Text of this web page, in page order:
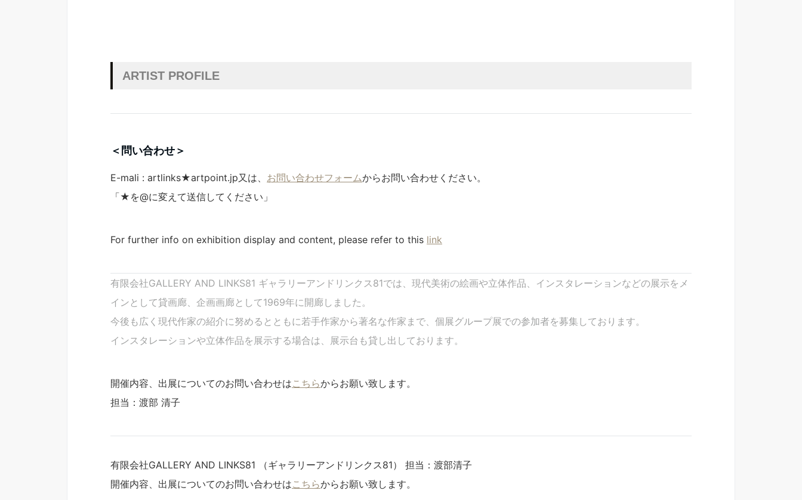
ARTIST PROFILE
＜問い合わせ＞
E-mali : artlinks★artpoint.jp又は、 お問い合わせフォームからお問い合わせください。
「★を@に変えて送信してください」
For further info on exhibition display and content, please refer to this link
有限会社GALLERY AND LINKS81 ギャラリーアンドリンクス81では、現代美術の絵画や立体作品、インスタレーションなどの展示をメ
インとして貸画廊、企画画廊として1969年に開廊しました。
今後も広く現代作家の紹介に努めるとともに若手作家から著名な作家まで、個展グループ展での参加者を募集しております。
インスタレーションや立体作品を展示する場合は、展示台も貸し出しております。
開催内容、出展についてのお問い合わせはこちらからお願い致します。
担当：渡部 清子
有限会社GALLERY AND LINKS81 （ギャラリーアンドリンクス81） 担当：渡部清子
開催内容、出展についてのお問い合わせはこちらからお願い致します。